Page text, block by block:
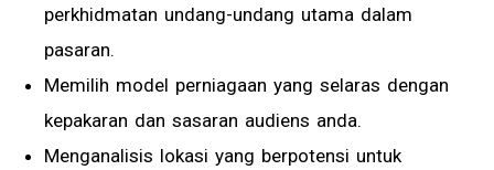
perkhidmatan undang-undang utama dalam
pasaran.
Memilih model perniagaan yang selaras dengan
kepakaran dan sasaran audiens anda.
Menganalisis lokasi yang berpotensi untuk